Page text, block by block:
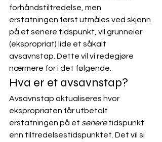
forhåndstiltredelse, men
erstatningen først utmåles ved skjønn
på et senere tidspunkt, vil grunneier
(ekspropriat) lide et såkalt
avsavnstap. Dette vil vi redegjøre
nærmere for i det følgende.
Hva er et avsavnstap?
Avsavnstap aktualiseres hvor
ekspropriaten får utbetalt
erstatningen på et senere tidspunkt
enn tiltredelsestidspunktet. Det vil si